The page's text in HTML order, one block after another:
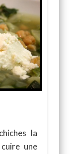
la
une